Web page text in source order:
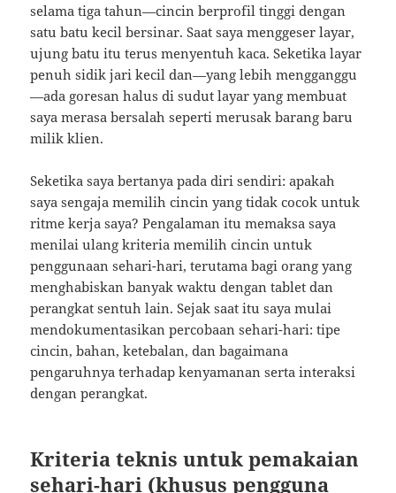
selama tiga tahun—cincin berprofil tinggi dengan
satu batu kecil bersinar. Saat saya menggeser layar,
ujung batu itu terus menyentuh kaca. Seketika layar
penuh sidik jari kecil dan—yang lebih mengganggu
—ada goresan halus di sudut layar yang membuat
saya merasa bersalah seperti merusak barang baru
milik klien.
Seketika saya bertanya pada diri sendiri: apakah
saya sengaja memilih cincin yang tidak cocok untuk
ritme kerja saya? Pengalaman itu memaksa saya
menilai ulang kriteria memilih cincin untuk
penggunaan sehari-hari, terutama bagi orang yang
menghabiskan banyak waktu dengan tablet dan
perangkat sentuh lain. Sejak saat itu saya mulai
mendokumentasikan percobaan sehari-hari: tipe
cincin, bahan, ketebalan, dan bagaimana
pengaruhnya terhadap kenyamanan serta interaksi
dengan perangkat.
Kriteria teknis untuk pemakaian
sehari-hari (khusus pengguna